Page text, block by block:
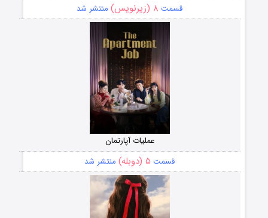
قسمت ۸ (زیرنویس) منتشر شد
عملیات آپارتمان
قسمت ۵ (دوبله) منتشر شد